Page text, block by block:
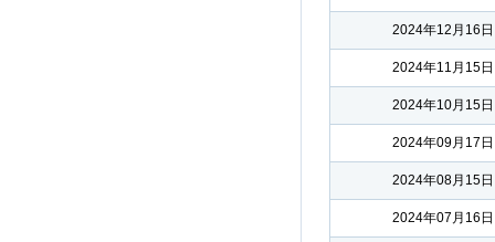
2024年12月16日
2024年11月15日
2024年10月15日
2024年09月17日
2024年08月15日
2024年07月16日